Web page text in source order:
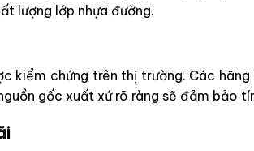
lượng lớp nhựa đường.
kiểm chứng trên thị trường. Các
gốc xuất xứ rõ ràng sẽ đảm bảo